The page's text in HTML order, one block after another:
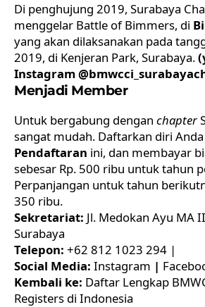
Di penghujung 2019, Surabaya
menggelar Battle of Bimmers, di
yang akan dilaksanakan pada
2019, di Kenjeran Park, Surabaya.
Instagram
Menjadi Member
Untuk bergabung dengan chapter
sangat mudah. Daftarkan diri
Pendaftaran ini, dan membayar
sebesar Rp. 500 ribu untuk tahun
Perpanjangan untuk tahun
350 ribu.
Sekretariat: Jl. Medokan Ayu MA
Surabaya
Telepon: +62 812 1023 294 |
Social Media: Instagram |
Kembali ke: Daftar Lengkap
Registers di Indonesia